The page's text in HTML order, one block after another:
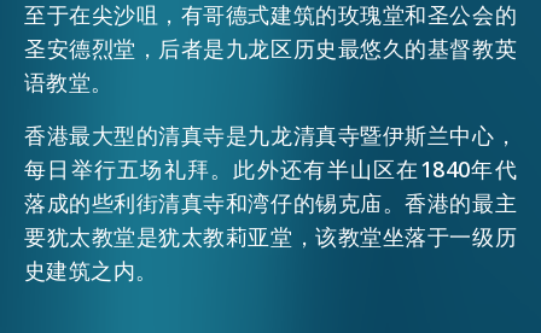
最新消息
常见问题
联络我们
EN 繁 简
至于在尖沙咀，有哥德式建筑的玫瑰堂和圣公会的
圣安德烈堂，后者是九龙区历史最悠久的基督教英
语教堂。
香港最大型的清真寺是九龙清真寺暨伊斯兰中心，
每日举行五场礼拜。此外还有半山区在1840年代
落成的些利街清真寺和湾仔的锡克庙。香港的最主
要犹太教堂是犹太教莉亚堂，该教堂坐落于一级历
史建筑之内。